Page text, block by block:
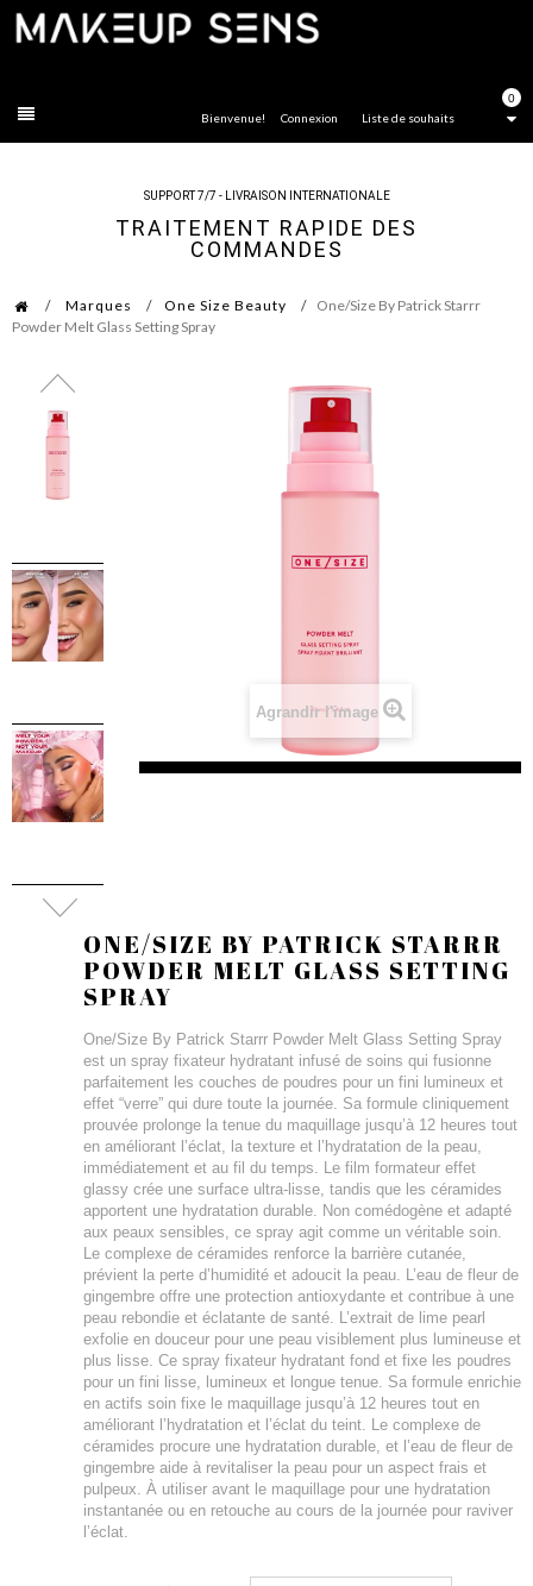
0
Liste de souhaits
Bienvenue! Connexion
SUPPORT 7/7 - LIVRAISON INTERNATIONALE
TRAITEMENT RAPIDE DES
COMMANDES
Marques One Size Beauty
One/Size By Patrick Starrr
Powder Melt Glass Setting Spray
Agrandir l'image
ONE/SIZE BY PATRICK STARRR
POWDER MELT GLASS SETTING
SPRAY
One/Size By Patrick Starrr Powder Melt Glass Setting Spray
est un spray fixateur hydratant infusé de soins qui fusionne
parfaitement les couches de poudres pour un fini lumineux et
effet “verre” qui dure toute la journée. Sa formule cliniquement
prouvée prolonge la tenue du maquillage jusqu’à 12 heures tout
en améliorant l’éclat, la texture et l’hydratation de la peau,
immédiatement et au fil du temps. Le film formateur effet
glassy crée une surface ultra-lisse, tandis que les céramides
apportent une hydratation durable. Non comédogène et adapté
aux peaux sensibles, ce spray agit comme un véritable soin.
Le complexe de céramides renforce la barrière cutanée,
prévient la perte d’humidité et adoucit la peau. L’eau de fleur de
gingembre offre une protection antioxydante et contribue à une
peau rebondie et éclatante de santé. L’extrait de lime pearl
exfolie en douceur pour une peau visiblement plus lumineuse et
plus lisse. Ce spray fixateur hydratant fond et fixe les poudres
pour un fini lisse, lumineux et longue tenue. Sa formule enrichie
en actifs soin fixe le maquillage jusqu’à 12 heures tout en
améliorant l’hydratation et l’éclat du teint. Le complexe de
céramides procure une hydratation durable, et l’eau de fleur de
gingembre aide à revitaliser la peau pour un aspect frais et
pulpeux. À utiliser avant le maquillage pour une hydratation
instantanée ou en retouche au cours de la journée pour raviver
l’éclat.